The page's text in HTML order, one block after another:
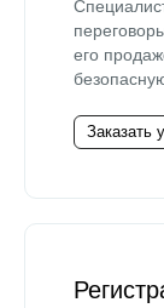
его
Заказать